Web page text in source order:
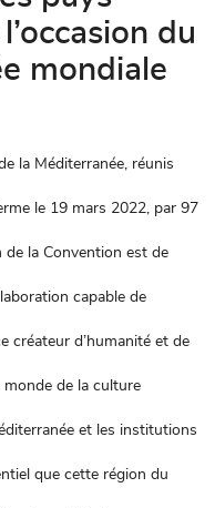
du
mondiale
la Méditerranée, réunis
le 19 mars 2022, par 97
de la Convention est de
capable de
créateur d’humanité et de
de la culture
et les institutions
que cette région du